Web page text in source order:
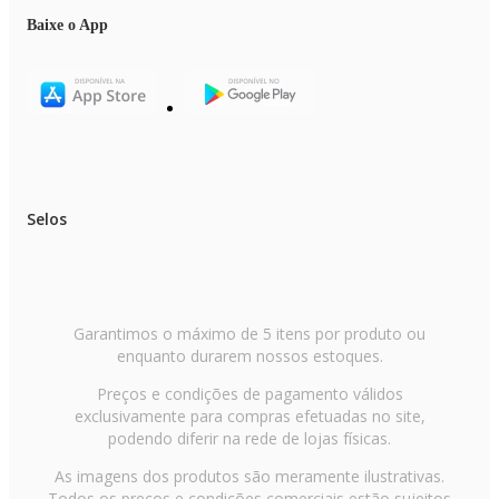
Baixe o App
Selos
Garantimos o máximo de 5 itens por produto ou
enquanto durarem nossos estoques.
Preços e condições de pagamento válidos
exclusivamente para compras efetuadas no site,
podendo diferir na rede de lojas físicas.
As imagens dos produtos são meramente ilustrativas.